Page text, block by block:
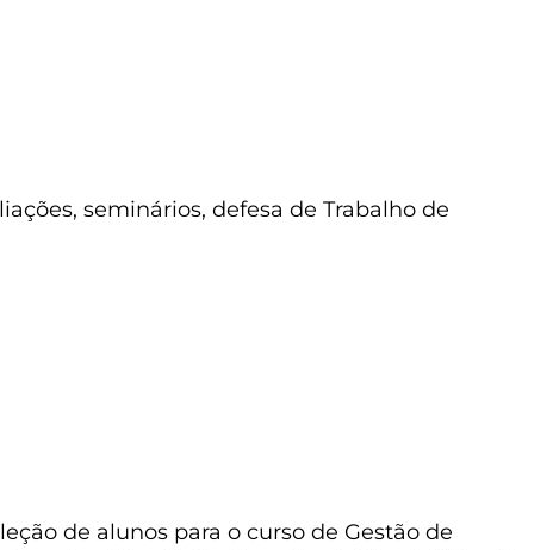
seminários, defesa de Trabalho de
de alunos para o curso de Gestão de